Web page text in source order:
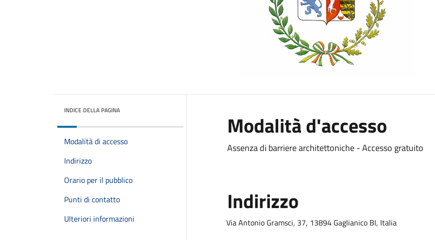
INDICE DELLA PAGINA
Modalità di accesso
Indirizzo
Orario per il pubblico
Punti di contatto
Ulteriori informazioni
Modalità d'accesso
Assenza di barriere architettoniche - Accesso gratuito
Indirizzo
Via Antonio Gramsci, 37, 13894 Gaglianico BI, Italia